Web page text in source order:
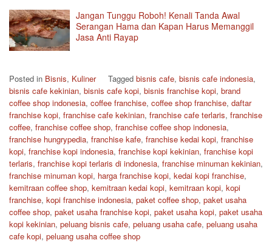
Jangan Tunggu Roboh! Kenali Tanda Awal
Serangan Hama dan Kapan Harus Memanggil
Jasa Anti Rayap
Posted in Bisnis, Kuliner Tagged bisnis cafe, bisnis cafe indonesia,
bisnis cafe kekinian, bisnis cafe kopi, bisnis franchise kopi, brand
coffee shop indonesia, coffee franchise, coffee shop franchise, daftar
franchise kopi, franchise cafe kekinian, franchise cafe terlaris, franchise
coffee, franchise coffee shop, franchise coffee shop indonesia,
franchise hungrypedia, franchise kafe, franchise kedai kopi, franchise
kopi, franchise kopi indonesia, franchise kopi kekinian, franchise kopi
terlaris, franchise kopi terlaris di indonesia, franchise minuman kekinian,
franchise minuman kopi, harga franchise kopi, kedai kopi franchise,
kemitraan coffee shop, kemitraan kedai kopi, kemitraan kopi, kopi
franchise, kopi franchise indonesia, paket coffee shop, paket usaha
coffee shop, paket usaha franchise kopi, paket usaha kopi, paket usaha
kopi kekinian, peluang bisnis cafe, peluang usaha cafe, peluang usaha
cafe kopi, peluang usaha coffee shop